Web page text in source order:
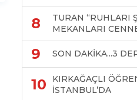
8
TURAN “RUHLARI
MEKANLARI
9 SON DAKİKA...3
10
KIRKAĞAÇLI
İSTANBUL’DA